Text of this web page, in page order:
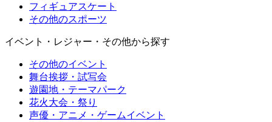
フィギュアスケート
その他のスポーツ
イベント・レジャー・その他から探す
その他のイベント
舞台挨拶・試写会
遊園地・テーマパーク
花火大会・祭り
声優・アニメ・ゲームイベント